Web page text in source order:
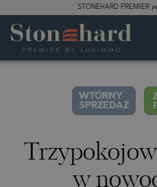
SPECYFIKACJE OPIS
STONEHARD PREMIER
WTÓRNY
SPRZEDAŻ
w